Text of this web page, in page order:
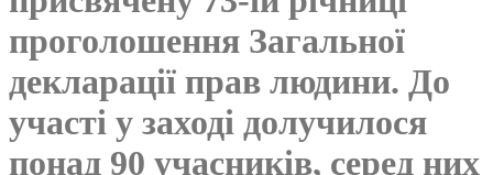
проголошення Загальної
декларації прав людини. До
участі у заході долучилося
понад 90 учасників, серед них